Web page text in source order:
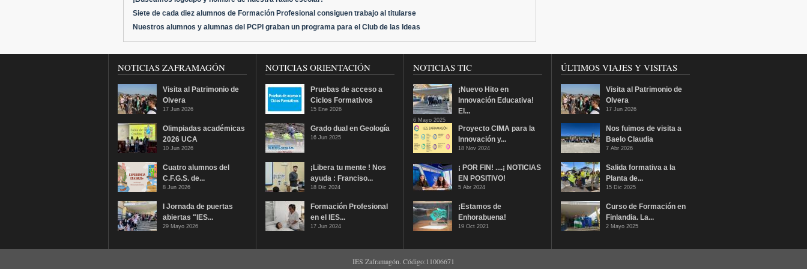
Siete de cada diez alumnos de Formación Profesional consiguen trabajo al titularse
Nuestros alumnos y alumnas del PCPI graban un programa para el Club de las Ideas
NOTICIAS ZAFRAMAGÓN
Visita al Patrimonio de
Olvera
17 Jun 2026
Olimpiadas académicas
2026 UCA
10 Jun 2026
Cuatro alumnos del
C.F.G.S. de...
8 Jun 2026
I Jornada de puertas
abiertas "IES...
29 Mayo 2026
NOTICIAS ORIENTACIÓN
Pruebas de acceso a
Ciclos Formativos
15 Ene 2026
Grado dual en Geología
16 Jun 2025
¡Libera tu mente ! Nos
ayuda : Franciso...
18 Dic 2024
Formación Profesional
en el IES...
17 Jun 2024
NOTICIAS TIC
¡Nuevo Hito en
Innovación Educativa!
El...
6 Mayo 2025
Proyecto CIMA para la
Innovación y...
18 Nov 2024
¡ POR FIN! ....¡ NOTICIAS
EN POSITIVO!
5 Abr 2024
¡Estamos de
Enhorabuena!
19 Oct 2021
ÚLTIMOS VIAJES Y VISITAS
Visita al Patrimonio de
Olvera
17 Jun 2026
Nos fuimos de visita a
Baelo Claudia
7 Abr 2026
Salida formativa a la
Planta de...
15 Dic 2025
Curso de Formación en
Finlandia. La...
2 Mayo 2025
IES Zaframagón. Código:11006671